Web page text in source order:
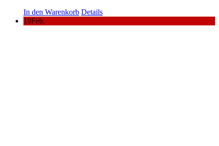
In den Warenkorb Details
19Feb.